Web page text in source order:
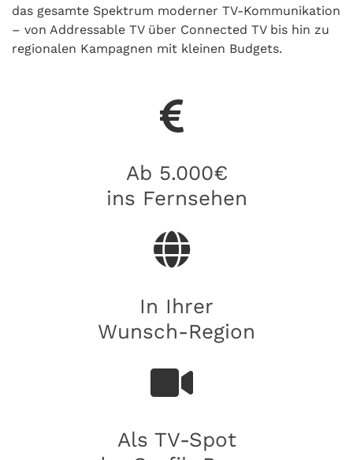
das gesamte Spektrum moderner TV-Kommunikation
– von Addressable TV über Connected TV bis hin zu
regionalen Kampagnen mit kleinen Budgets.
Ab 5.000€
ins Fernsehen
In Ihrer
Wunsch-Region
Als TV-Spot